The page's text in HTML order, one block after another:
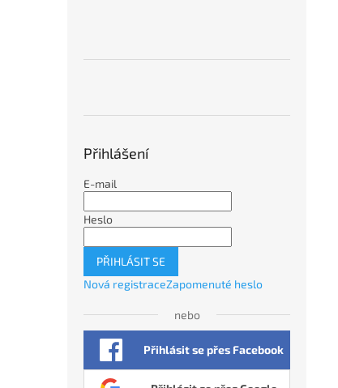
Přihlášení
E-mail
Heslo
PŘIHLÁSIT SE
Nová registraceZapomenuté heslo
nebo
Přihlásit se přes Facebook